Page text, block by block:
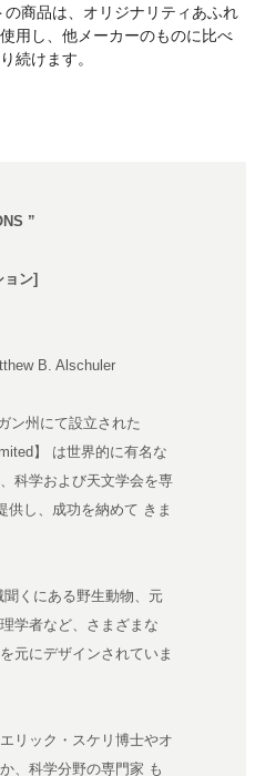
商品は、オリジナリティあふれ
用し、他メーカーのものに比べ
続けます。
”
ョン]
B. Alschuler
ン州にて設立された
】 は世界的に有名な
科学および天文学会を専
供し、成功を納めて きま
くにある野生動物、元
学者など、さまざまな
元にデザインされていま
リック・スケリ博士やオ
、科学分野の専門家 も